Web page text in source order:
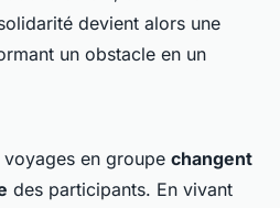
devient alors une
un obstacle en un
voyages en groupe changent
des participants. En vivant